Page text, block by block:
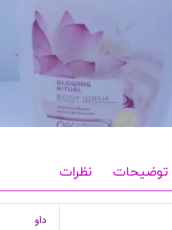
پرایمر
توضیحات نظرات
داو